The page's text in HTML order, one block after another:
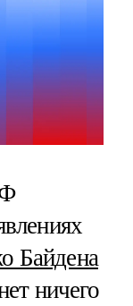
Байдена
ничего